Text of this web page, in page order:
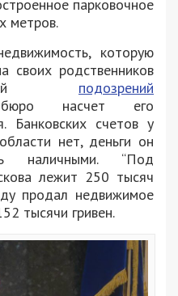
парковочное
метров.
которую
своих родственников
подозрений
бюро насчет его
Банковских счетов у
нет, деньги он
наличными. “Под
лежит 250 тысяч
продал недвижимое
тысячи гривен.